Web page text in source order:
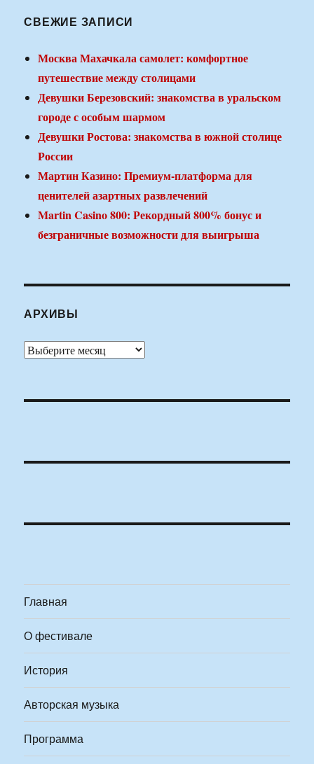
СВЕЖИЕ ЗАПИСИ
Москва Махачкала самолет: комфортное
путешествие между столицами
Девушки Березовский: знакомства в уральском
городе с особым шармом
Девушки Ростова: знакомства в южной столице
России
Мартин Казино: Премиум-платформа для
ценителей азартных развлечений
Martin Casino 800: Рекордный 800% бонус и
безграничные возможности для выигрыша
АРХИВЫ
Архивы
Главная
О фестивале
История
Авторская музыка
Программа